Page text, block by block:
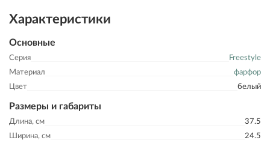
Характеристики
Основные
Серия
Freestyle
Материал
фарфор
Цвет
белый
Размеры и габариты
Длина, см
37.5
Ширина, см
24.5